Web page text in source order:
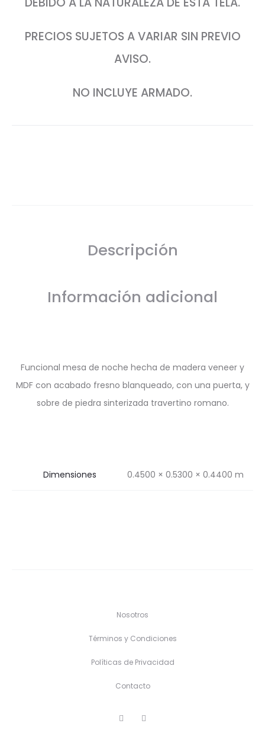
PRECIOS SUJETOS A VARIAR SIN PREVIO
AVISO.
NO INCLUYE ARMADO.
Descripción
Información adicional
Funcional mesa de noche hecha de madera veneer y
MDF con acabado fresno blanqueado, con una puerta, y
sobre de piedra sinterizada travertino romano.
Dimensiones 0.4500 × 0.5300 × 0.4400 m
Nosotros
Términos y Condiciones
Políticas de Privacidad
Contacto